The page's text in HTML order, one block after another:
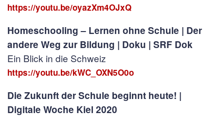
https://youtu.be/oyazXm4OJxQ
Homeschooling – Lernen ohne Schule | Der
andere Weg zur Bildung | Doku | SRF Dok
Ein Blick in die Schweiz
https://youtu.be/kWC_OXN5O0o
Die Zukunft der Schule beginnt heute! |
Digitale Woche Kiel 2020